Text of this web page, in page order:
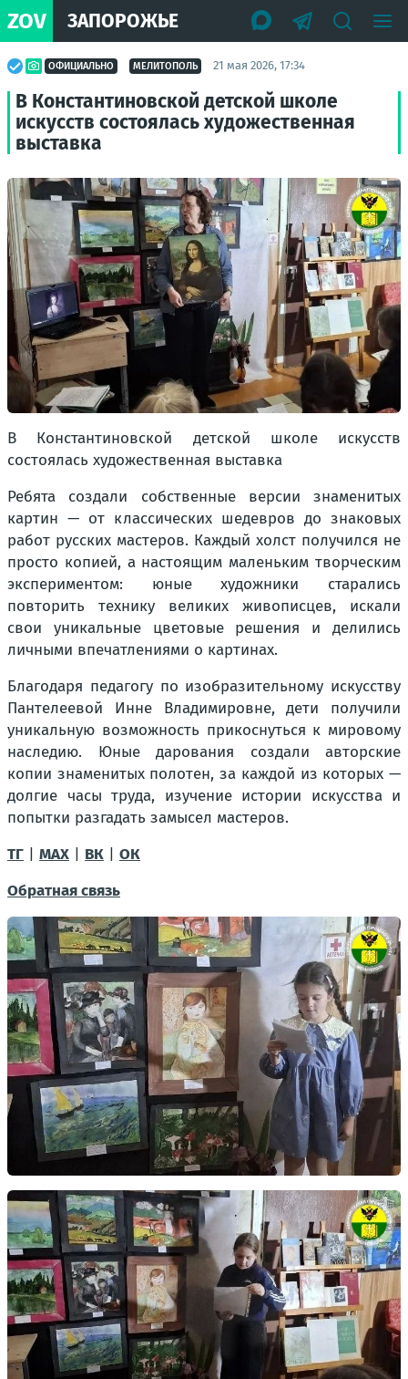
ZOV ЗАПОРОЖЬЕ
ОФИЦИАЛЬНО МЕЛИТОПОЛЬ 21 мая 2026, 17:34
В Константиновской детской школе
искусств состоялась художественная
выставка
В Константиновской детской школе искусств
состоялась художественная выставка
Ребята создали собственные версии знаменитых
картин — от классических шедевров до знаковых
работ русских мастеров. Каждый холст получился не
просто копией, а настоящим маленьким творческим
экспериментом: юные художники старались
повторить технику великих живописцев, искали
свои уникальные цветовые решения и делились
личными впечатлениями о картинах.
Благодаря педагогу по изобразительному искусству
Пантелеевой Инне Владимировне, дети получили
уникальную возможность прикоснуться к мировому
наследию. Юные дарования создали авторские
копии знаменитых полотен, за каждой из которых —
долгие часы труда, изучение истории искусства и
попытки разгадать замысел мастеров.
ТГ | MAX | ВК | ОК
Обратная связь